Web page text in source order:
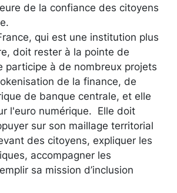
de la confiance des citoyens
qui est une institution plus
doit rester à la pointe de
participe à de nombreux projets
de la finance, de
de banque centrale, et elle
l'euro numérique. Elle doit
sur son maillage territorial
des citoyens, expliquer les
accompagner les
sa mission d’inclusion